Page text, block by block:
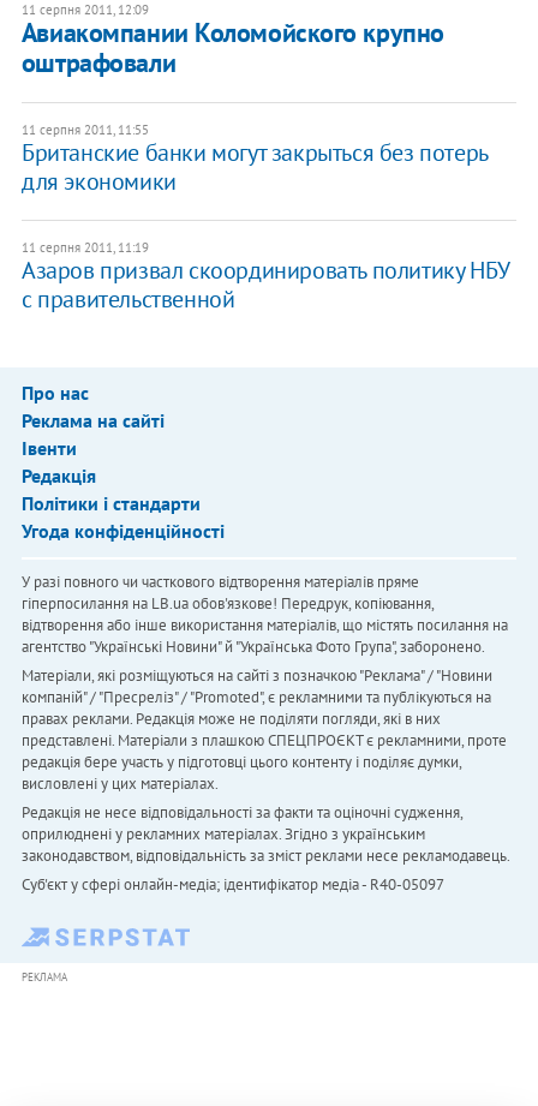
11 серпня 2011, 12:09
Авиакомпании Коломойского крупно
оштрафовали
11 серпня 2011, 11:55
Британские банки могут закрыться без потерь
для экономики
11 серпня 2011, 11:19
Азаров призвал скоординировать политику НБУ
с правительственной
Про нас
Реклама на сайті
Івенти
Редакція
Політики і стандарти
Угода конфіденційності
У разі повного чи часткового відтворення матеріалів пряме
гіперпосилання на LB.ua обов'язкове! Передрук, копіювання,
відтворення або інше використання матеріалів, що містять посилання на
агентство "Українськi Новини" й "Українська Фото Група", заборонено.
Матеріали, які розміщуються на сайті з позначкою "Реклама" / "Новини
компаній" / "Пресреліз" / "Promoted", є рекламними та публікуються на
правах реклами. Редакція може не поділяти погляди, які в них
представлені. Матеріали з плашкою СПЕЦПРОЄКТ є рекламними, проте
редакція бере участь у підготовці цього контенту і поділяє думки,
висловлені у цих матеріалах.
Редакція не несе відповідальності за факти та оціночні судження,
оприлюднені у рекламних матеріалах. Згідно з українським
законодавством, відповідальність за зміст реклами несе рекламодавець.
Cуб'єкт у сфері онлайн-медіа; ідентифікатор медіа - R40-05097
РЕКЛАМА